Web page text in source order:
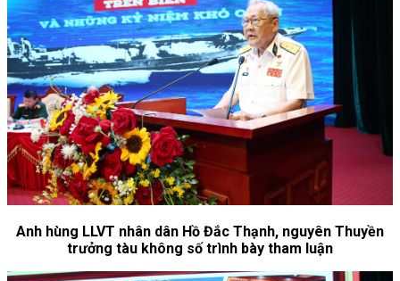
Anh hùng LLVT nhân dân Hồ Đắc Thạnh, nguyên Thuyền
trưởng tàu không số trình bày tham luận